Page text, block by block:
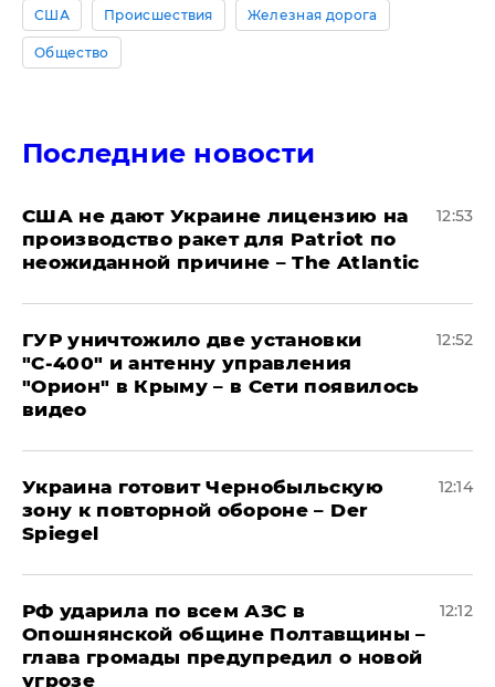
США Происшествия Железная дорога
Общество
Последние новости
США не дают Украине лицензию на
производство ракет для Patriot по
неожиданной причине – The Atlantic
12:53
ГУР уничтожило две установки
"С‑400" и антенну управления
"Орион" в Крыму – в Сети появилось
видео
12:52
Украина готовит Чернобыльскую
зону к повторной обороне – Der
Spiegel
12:14
РФ ударила по всем АЗС в
Опошнянской общине Полтавщины –
глава громады предупредил о новой
угрозе
12:12